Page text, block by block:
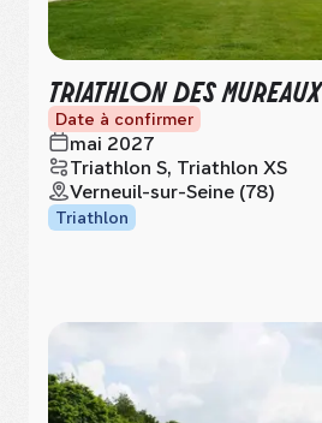
TRIATHLON DES MUREAUX
Date à confirmer
mai 2027
Triathlon S, Triathlon XS
Verneuil-sur-Seine (78)
Triathlon